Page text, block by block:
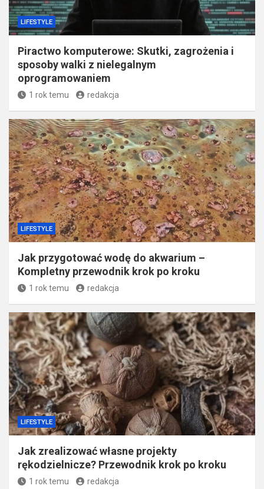
LIFESTYLE
Piractwo komputerowe: Skutki, zagrożenia i
sposoby walki z nielegalnym
oprogramowaniem
1 rok temu redakcja
LIFESTYLE
Jak przygotować wodę do akwarium –
Kompletny przewodnik krok po kroku
1 rok temu redakcja
LIFESTYLE
Jak zrealizować własne projekty
rękodzielnicze? Przewodnik krok po kroku
1 rok temu redakcja